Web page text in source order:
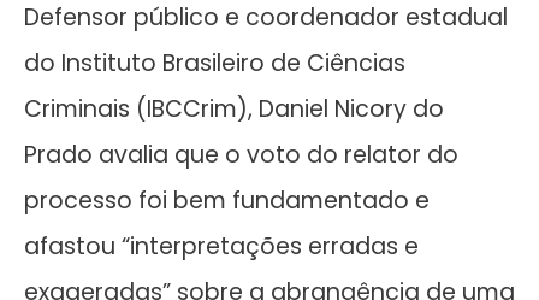
Defensor público e coordenador estadual
do Instituto Brasileiro de Ciências
Criminais (IBCCrim), Daniel Nicory do
Prado avalia que o voto do relator do
processo foi bem fundamentado e
afastou “interpretações erradas e
exageradas” sobre a abrangência de uma